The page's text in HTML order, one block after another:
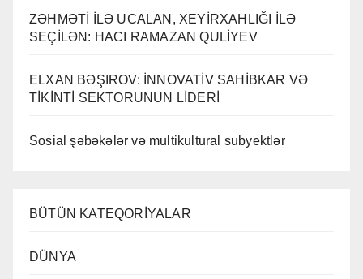
ZƏHMƏTİ İLƏ UCALAN, XEYİRXAHLIĞI İLƏ
SEÇİLƏN: HACI RAMAZAN QULİYEV
ELXAN BƏŞIROV: İNNOVATİV SAHİBKAR VƏ
TİKİNTİ SEKTORUNUN LİDERİ
Sosial şəbəkələr və multikultural subyektlər
BÜTÜN KATEQORİYALAR
DÜNYA